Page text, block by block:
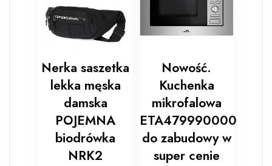
Nerka saszetka
lekka męska
damska
POJEMNA
biodrówka
NRK2
Nowość.
Kuchenka
mikrofalowa
ETA479990000
do zabudowy w
super cenie